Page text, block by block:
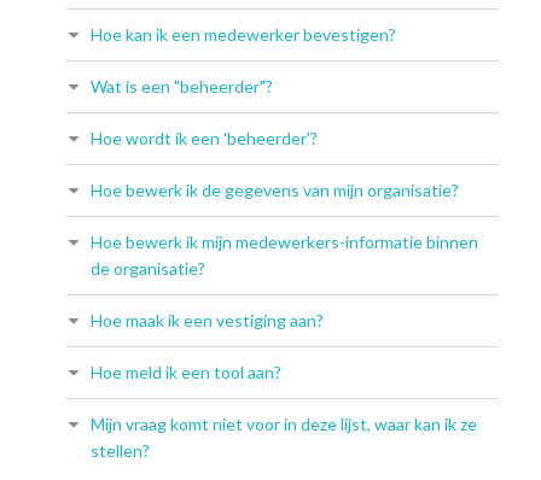
Hoe kan ik een medewerker bevestigen?
Wat is een "beheerder"?
Hoe wordt ik een 'beheerder'?
Hoe bewerk ik de gegevens van mijn organisatie?
Hoe bewerk ik mijn medewerkers-informatie binnen
de organisatie?
Hoe maak ik een vestiging aan?
Hoe meld ik een tool aan?
Mijn vraag komt niet voor in deze lijst, waar kan ik ze
stellen?